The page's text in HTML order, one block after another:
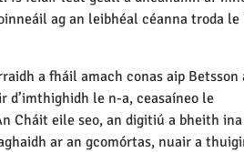
ag an leibhéal céanna troda le
a fháil amach conas aip Betsson
d’imthighidh le n-a, ceasaíneo le
Cháit eile seo, an digitiú a bheith ina
ar an gcomórtas, nuair a